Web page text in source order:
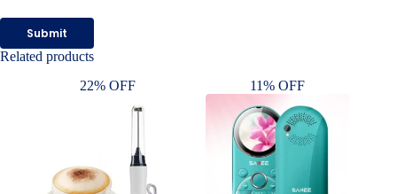
Submit
Related products
22% OFF
11% OFF